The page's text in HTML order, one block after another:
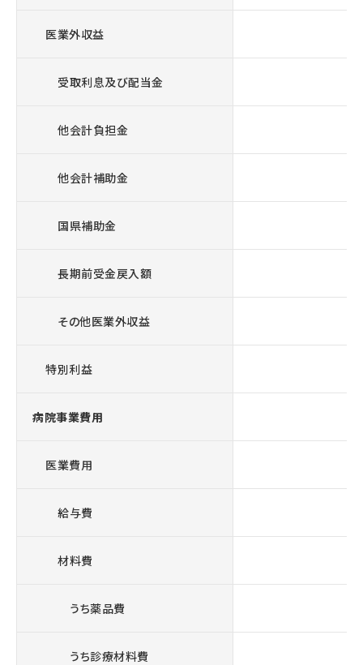
医業外収益
受取利息及び配当金
他会計負担金
他会計補助金
国県補助金
長期前受金戻入額
その他医業外収益
特別利益
病院事業費用
医業費用
給与費
材料費
うち薬品費
うち診療材料費